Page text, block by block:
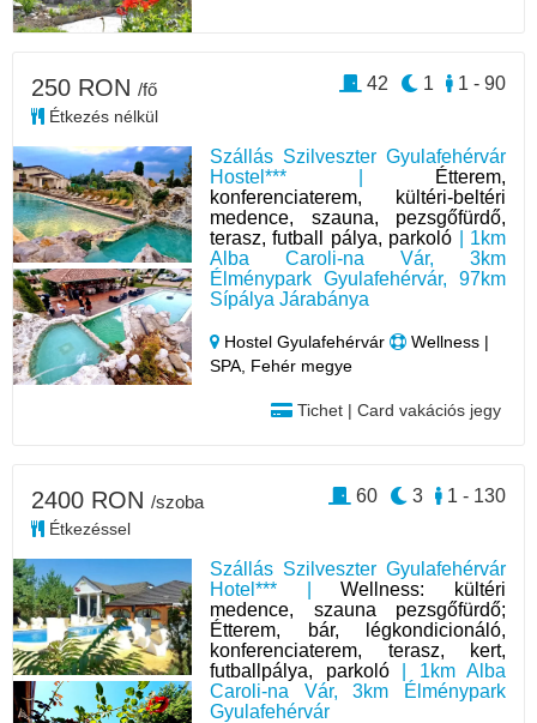
Szállás Szilveszter Gyulafehérvár
Hostel*** |
Étterem,
konferenciaterem, kültéri-beltéri
medence, szauna, pezsgőfürdő,
terasz, futball pálya, parkoló | 1km
Alba Caroli-na Vár, 3km
Élménypark Gyulafehérvár, 97km
Sípálya Járabánya
Hostel Gyulafehérvár
Wellness |
SPA, Fehér megye
Tichet | Card vakációs jegy
250 RON /fő
Étkezés nélkül
1 - 90
1
42
Szállás Szilveszter Gyulafehérvár
Hotel*** |Wellness: kültéri
medence, szauna pezsgőfürdő;
Étterem, bár, légkondicionáló,
konferenciaterem, terasz, kert,
futballpálya, parkoló| 1km Alba
Caroli-na Vár, 3km Élménypark
Gyulafehérvár
2400 RON /szoba
Étkezéssel
1 - 130
3
60